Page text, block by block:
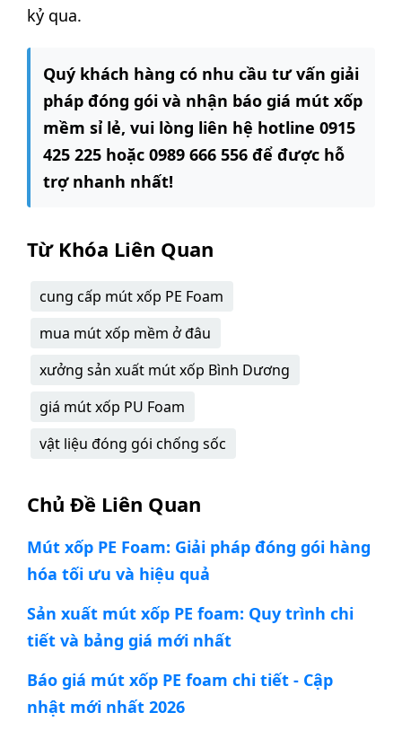
kỷ qua.
Quý khách hàng có nhu cầu tư vấn giải
pháp đóng gói và nhận báo giá mút xốp
mềm sỉ lẻ, vui lòng liên hệ hotline 0915
425 225 hoặc 0989 666 556 để được hỗ
trợ nhanh nhất!
Từ Khóa Liên Quan
cung cấp mút xốp PE Foam
mua mút xốp mềm ở đâu
xưởng sản xuất mút xốp Bình Dương
giá mút xốp PU Foam
vật liệu đóng gói chống sốc
Chủ Đề Liên Quan
Mút xốp PE Foam: Giải pháp đóng gói hàng
hóa tối ưu và hiệu quả
Sản xuất mút xốp PE foam: Quy trình chi
tiết và bảng giá mới nhất
Báo giá mút xốp PE foam chi tiết - Cập
nhật mới nhất 2026